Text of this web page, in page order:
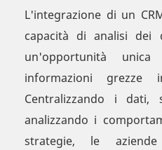
L'integrazione di un
capacità di analisi dei
un'opportunità
informazioni grezze
Centralizzando i dati,
analizzando i
strategie, le